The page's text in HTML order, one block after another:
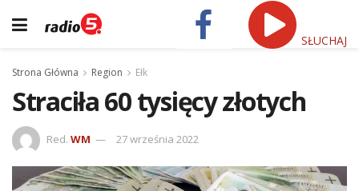
SŁUCHAJ
Strona Główna Region Ełk
Straciła 60 tysięcy złotych
Red. WM 27 września 2022